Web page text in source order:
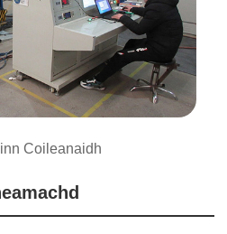
Coileanaidh